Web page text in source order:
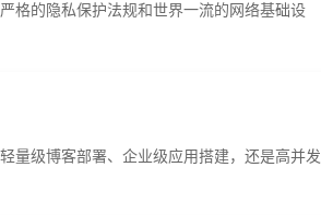
格的隐私保护法规和世界一流的网络基础设
量级博客部署、企业级应用搭建，还是高并发